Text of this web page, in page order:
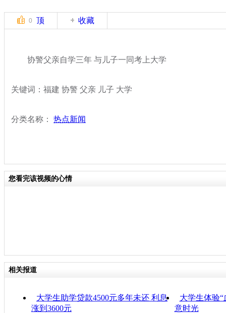
0 顶 收藏
协警父亲自学三年 与儿子一同考上大学
关键词：福建 协警 父亲 儿子 大学
分类名称： 热点新闻
您看完该视频的心情
相关报道
大学生助学贷款4500元多年未还 利息
涨到3600元
大学生体验
意时光